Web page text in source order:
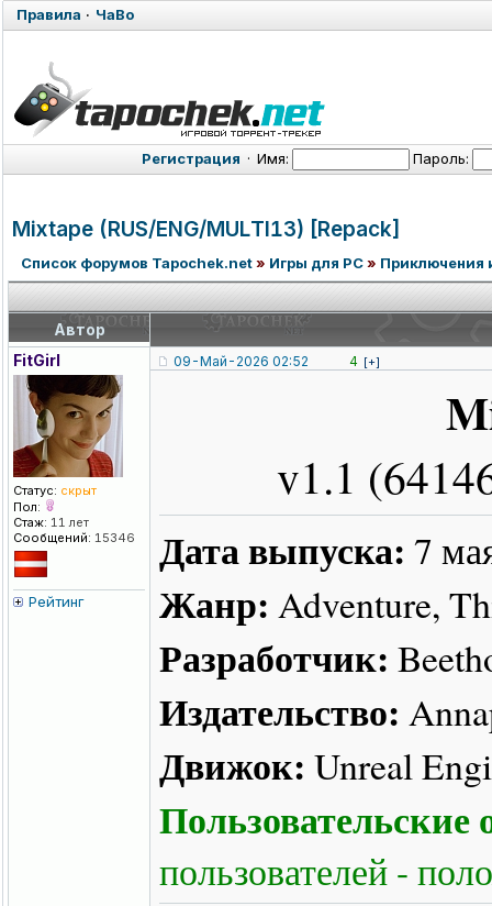
Правила · ЧаВо
Регистрация · Имя: Пароль:
Mixtape (RUS/ENG/MULTI13) [Repack]
Список форумов Tapochek.net» Игры для PC» Приключения
Автор
FitGirl
Статус: скрыт
Пол:
Стаж: 11 лет
Сообщений: 15346
Рейтинг
09-Май-2026 02:52 4 [+]
v1.1
Дата выпуска: 7
Жанр: Adventure,
Разработчик:
Издательство:
Движок: Unreal
Пользовательские
пользователей -